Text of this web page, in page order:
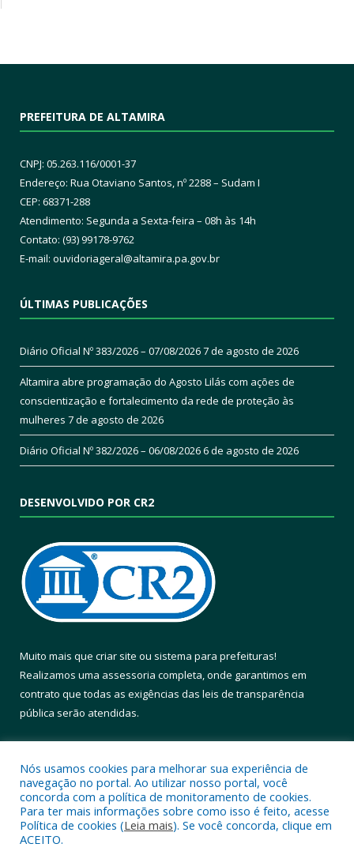
PREFEITURA DE ALTAMIRA
CNPJ: 05.263.116/0001-37
Endereço: Rua Otaviano Santos, nº 2288 – Sudam I
CEP: 68371-288
Atendimento: Segunda a Sexta-feira – 08h às 14h
Contato: (93) 99178-9762
E-mail: ouvidoriageral@altamira.pa.gov.br
ÚLTIMAS PUBLICAÇÕES
Diário Oficial Nº 383/2026 – 07/08/20267 de agosto de 2026
Altamira abre programação do Agosto Lilás com ações de
conscientização e fortalecimento da rede de proteção às
mulheres 7 de agosto de 2026
Diário Oficial Nº 382/2026 – 06/08/20266 de agosto de 2026
DESENVOLVIDO POR CR2
Muito mais que criar site ou sistema para prefeituras!
Realizamos uma assessoria completa, onde garantimos em
contrato que todas as exigências das leis de transparência
pública serão atendidas.
Todos os direitos reservados a Prefeitura Municipal de Altamira.
Nós usamos cookies para melhorar sua experiência de
navegação no portal. Ao utilizar nosso portal, você
concorda com a política de monitoramento de cookies.
Para ter mais informações sobre como isso é feito, acesse
Política de cookies (Leia mais). Se você concorda, clique em
ACEITO.